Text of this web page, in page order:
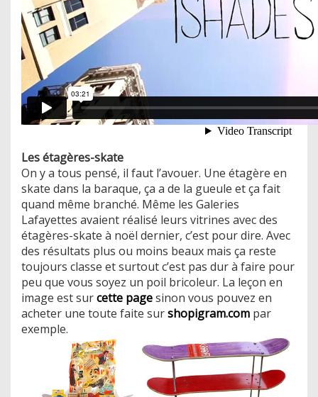
Les étagères-skate
On y a tous pensé, il faut l’avouer. Une étagère en
skate dans la baraque, ça a de la gueule et ça fait
quand même branché. Même les Galeries
Lafayettes avaient réalisé leurs vitrines avec des
étagères-skate à noël dernier, c’est pour dire. Avec
des résultats plus ou moins beaux mais ça reste
toujours classe et surtout c’est pas dur à faire pour
peu que vous soyez un poil bricoleur. La leçon en
image est surcette pagesinon vous pouvez en
acheter une toute faite surshopigram.com par
exemple.